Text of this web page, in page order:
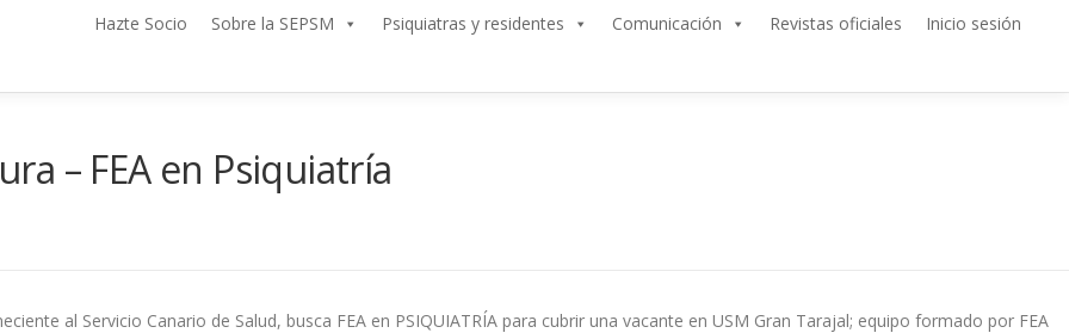
Hazte Socio Sobre la SEPSM Psiquiatras y residentes Comunicación Revistas oficiales Inicio sesión
– FEA en Psiquiatría
al Servicio Canario de Salud, busca FEA en PSIQUIATRÍA para cubrir una vacante en USM Gran Tarajal; equipo formado por FEA